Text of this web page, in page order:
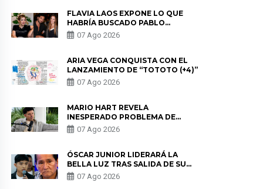
FLAVIA LAOS EXPONE LO QUE
HABRÍA BUSCADO PABLO
HEREDIA CON ALE FULLER: “UNA
DE LAS PARTES QUERÍA EL
07 Ago 2026
ARIA VEGA CONQUISTA CON EL
LANZAMIENTO DE “TOTOTO (+4)”
07 Ago 2026
MARIO HART REVELA
INESPERADO PROBLEMA DE
SALUD ANTES DE SEPARARSE DE
KORINA: “ME ENCONTRARON UN
07 Ago 2026
ÓSCAR JUNIOR LIDERARÁ LA
BELLA LUZ TRAS SALIDA DE SU
PADRE POR POLÉMICA CON
NALDY SALDAÑA
07 Ago 2026